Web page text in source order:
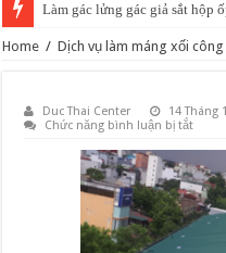
Làm gác lửng gác giả sắt hộp
Home / Dịch vụ làm máng xối
Duc Thai Center
14 Tháng
Chức năng bình luận bị tắtở